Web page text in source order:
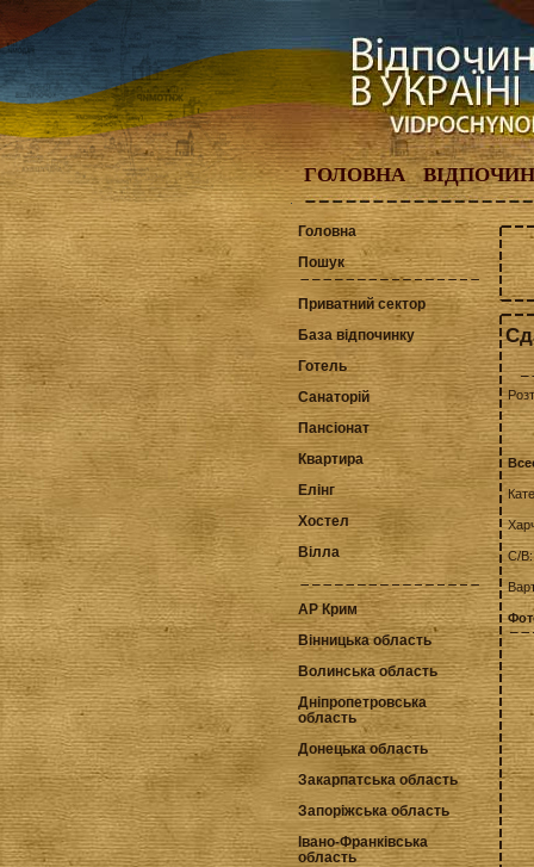
ГОЛОВНА
Головна
Пошук
Приватний сектор
База відпочинку
Готель
Санаторій
Пансіонат
Квартира
Елінг
Хостел
Вілла
АР Крим
Вінницька область
Волинська область
Дніпропетровська
область
Донецька область
Закарпатська область
Запоріжська область
Івано-Франківська
область
С/